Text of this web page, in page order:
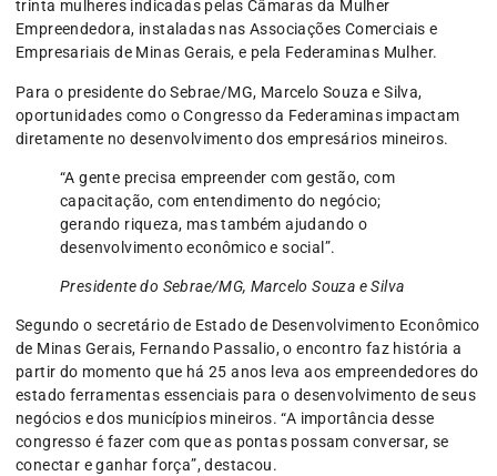
trinta mulheres indicadas pelas Câmaras da Mulher
Empreendedora, instaladas nas Associações Comerciais e
Empresariais de Minas Gerais, e pela Federaminas Mulher.
Para o presidente do Sebrae/MG, Marcelo Souza e Silva,
oportunidades como o Congresso da Federaminas impactam
diretamente no desenvolvimento dos empresários mineiros.
“A gente precisa empreender com gestão, com
capacitação, com entendimento do negócio;
gerando riqueza, mas também ajudando o
desenvolvimento econômico e social”.
Presidente do Sebrae/MG, Marcelo Souza e Silva
Segundo o secretário de Estado de Desenvolvimento Econômico
de Minas Gerais, Fernando Passalio, o encontro faz história a
partir do momento que há 25 anos leva aos empreendedores do
estado ferramentas essenciais para o desenvolvimento de seus
negócios e dos municípios mineiros. “A importância desse
congresso é fazer com que as pontas possam conversar, se
conectar e ganhar força”, destacou.